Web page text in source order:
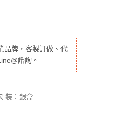
品牌，客製訂做、代
諮詢。
裝：銀盒